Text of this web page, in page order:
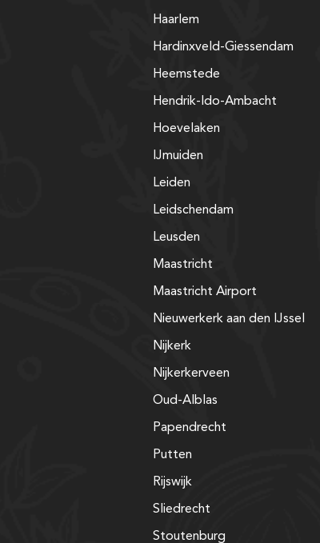
Haarlem
Hardinxveld-Giessendam
Heemstede
Hendrik-Ido-Ambacht
Hoevelaken
IJmuiden
Leiden
Leidschendam
Leusden
Maastricht
Maastricht Airport
Nieuwerkerk aan den IJssel
Nijkerk
Nijkerkerveen
Oud-Alblas
Papendrecht
Putten
Rijswijk
Sliedrecht
Stoutenburg